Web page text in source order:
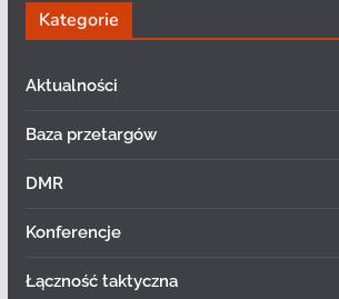
Kategorie
Aktualności
Baza przetargów
DMR
Konferencje
Łączność taktyczna